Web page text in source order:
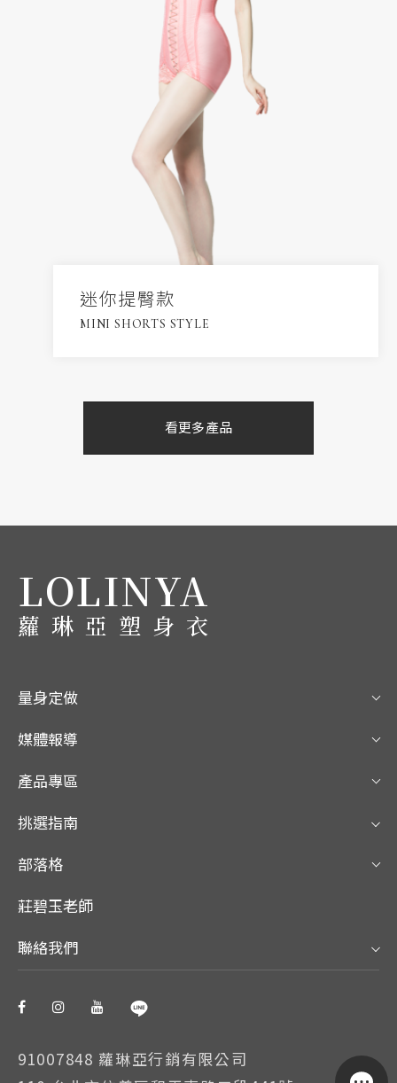
迷你提臀款
MINI SHORTS STYLE
看更多產品
LOLINYA
蘿琳亞塑身衣
量身定做
媒體報導
產品專區
挑選指南
部落格
莊碧玉老師
聯絡我們
91007848 蘿琳亞行銷有限公司